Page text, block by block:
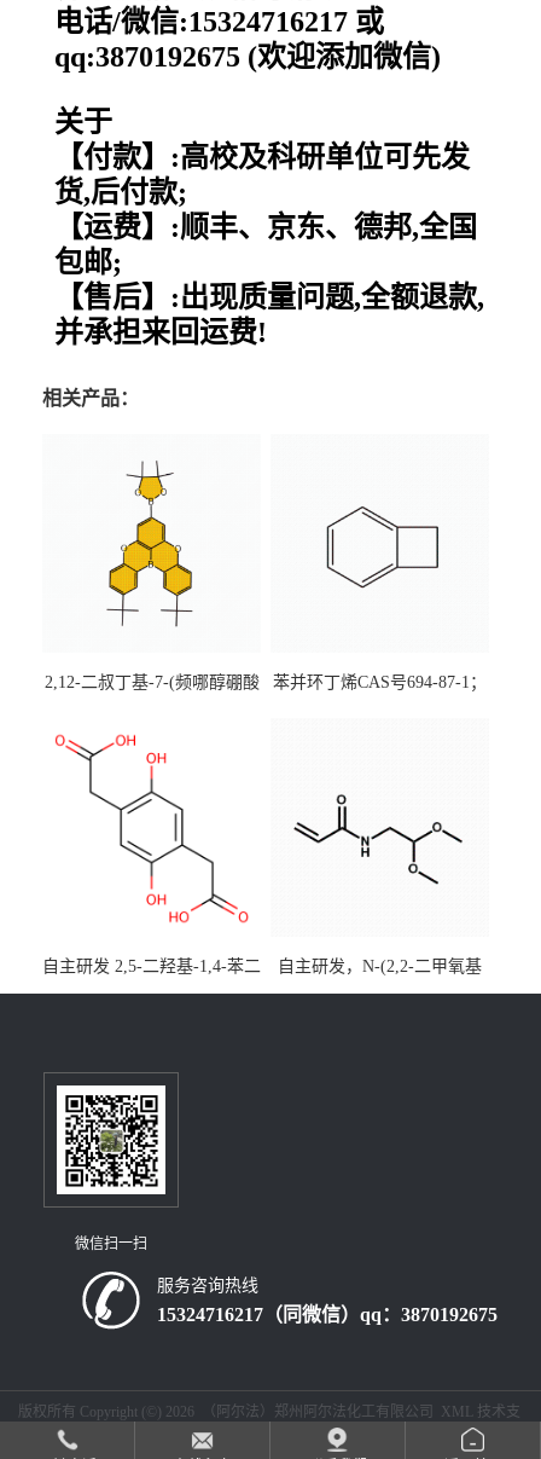
电话/微信:15324716217 或
qq:3870192675 (欢迎添加微信)
关于
【付款】:高校及科研单位可先发
货,后付款;
【运费】:顺丰、京东、德邦,全国
包邮;
【售后】:出现质量问题,全额退款,
并承担来回运费!
相关产品：
2,12-二叔丁基-7-(频哪醇硼酸
[3,2,1-de]蒽CAS号2648896-
装，实验室现货直发
苯并环丁烯CAS号694-87-1；
自主研发 2,5-二羟基-1,4-苯二
乙酸CAS号5488-16-4；公斤
百公斤级可供应
自主研发，N-(2,2-二甲氧基
乙基)丙烯酰胺CAS号49707-
微信扫一扫
服务咨询热线
15324716217（同微信）qq：3870192675
版权所有 Copyright (©) 2026 （阿尔法）郑州阿尔法化工有限公司 XML
技术支
盖德化工网
食品商务网